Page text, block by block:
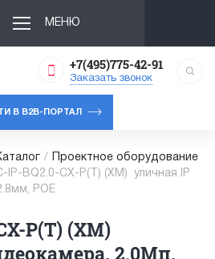
МЕНЮ
+7(495)775-42-91
Заказать звонок
В B2B-ПОРТАЛ
/
Проектное оборудование
IP-BQ2.0-CX-P(T) (XM) уличная IP
POE
P(T) (XM)
2.0Мп,